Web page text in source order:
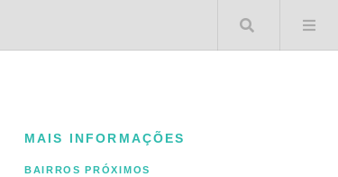
Buscar
MAIS INFORMAÇÕES
BAIRROS PRÓXIMOS